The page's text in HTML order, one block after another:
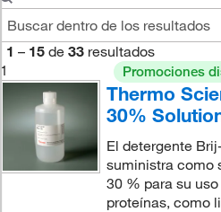
1 – 15 de 33 resultados
1
Promociones
Thermo
30%
El detergente
suministra como
30 % para su
proteínas, como